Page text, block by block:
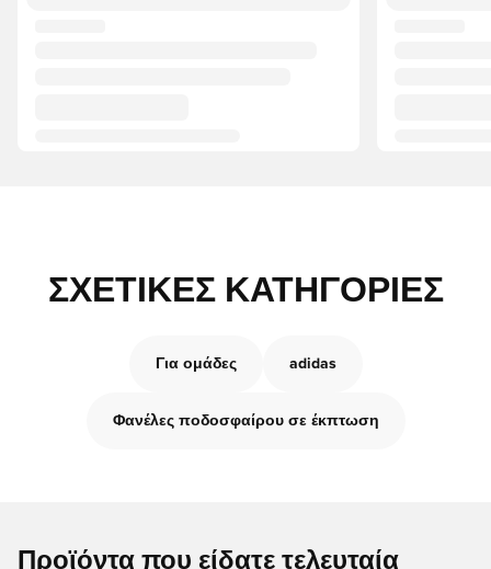
ΣΧΕΤΙΚΈΣ ΚΑΤΗΓΟΡΊΕΣ
Για ομάδες adidas
Φανέλες ποδοσφαίρου σε έκπτωση
Προϊόντα που είδατε τελευταία